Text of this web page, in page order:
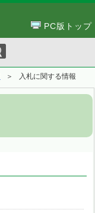
PC版トップ
入札に関する情報